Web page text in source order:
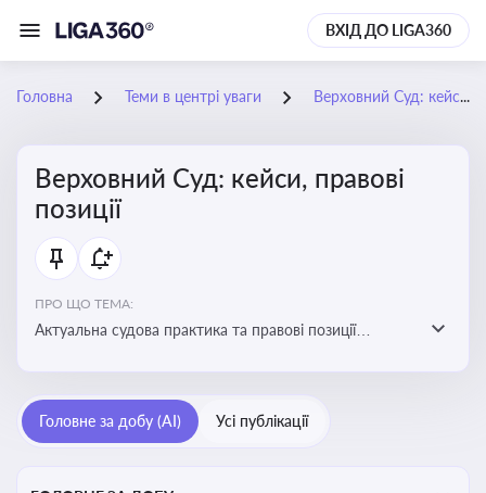
ВХІД ДО LIGA360
Головна Теми в центрі уваги Верховний Суд: кейси, правові позиції
Верховний Суд: кейси, правові
позиції
ПРО ЩО ТЕМА:
Актуальна судова практика та правові позиції
Головне за добу (AI) Усі публікації